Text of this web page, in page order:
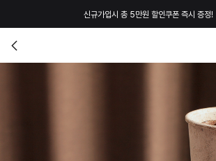
신규가입시 총 5만원 할인쿠폰 즉시 증정!